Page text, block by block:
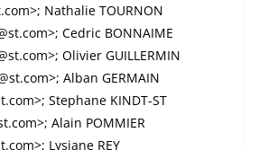
>; Nathalie TOURNON
>; Cedric BONNAIME
>; Olivier GUILLERMIN
>; Alban GERMAIN
>; Stephane KINDT-ST
>; Alain POMMIER
>; Lysiane REY